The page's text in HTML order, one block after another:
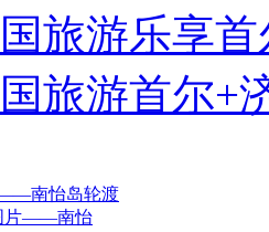
旅游乐享首
旅游首尔+
片——南怡